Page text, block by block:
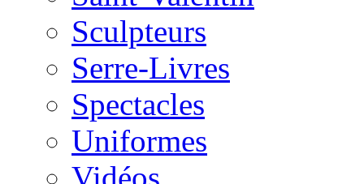
Sculpteurs
Serre-Livres
Spectacles
Uniformes
Vidéos